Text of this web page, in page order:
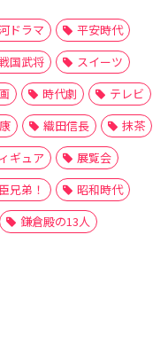
ドラマ
平安時代
国武将
スイーツ
時代劇
テレビ
織田信長
抹茶
ギュア
展覧会
兄弟！
昭和時代
鎌倉殿の13人